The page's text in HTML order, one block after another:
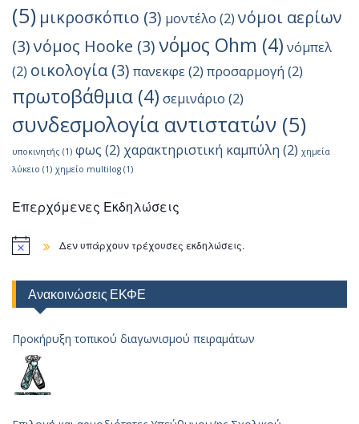
(5) μικροσκόπιο (3) μοντέλο (2) νόμοι αερίων
(3)νόμος Hooke (3)νόμος Ohm (4) νόμπελ
(2) οικολογία(3) πανεκφε(2) προσαρμογή (2)
πρωτοβάθμια (4) σεμινάριο (2)
συνδεσμολογία αντιστατών (5)
υποκινητής (1) φως (2) χαρακτηριστική καμπύλη (2) χημεία
λύκειο (1) χημείο multilog (1)
Επερχόμενες Εκδηλώσεις
Δεν υπάρχουν τρέχουσες εκδηλώσεις.
Ανακοινώσεις ΕΚΦΕ
Προκήρυξη τοπικού διαγωνισμού πειραμάτων